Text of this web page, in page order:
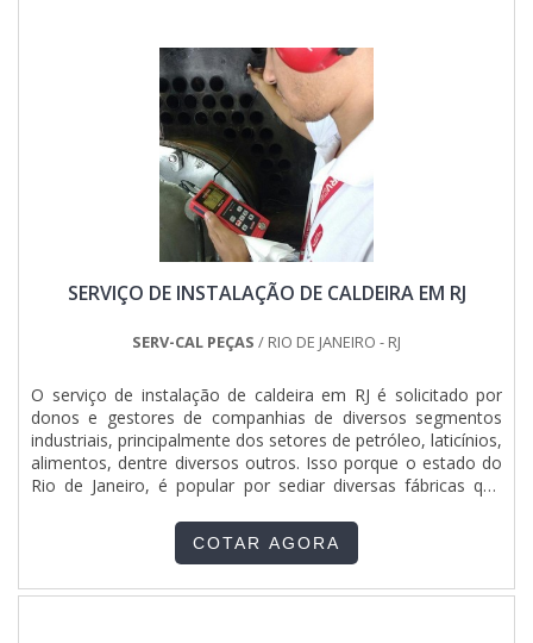
SERVIÇO DE INSTALAÇÃO DE CALDEIRA EM RJ
SERV-CAL PEÇAS / RIO DE JANEIRO - RJ
O serviço de instalação de caldeira em RJ é solicitado por
donos e gestores de companhias de diversos segmentos
industriais, principalmente dos setores de petróleo, laticínios,
alimentos, dentre diversos outros. Isso porque o estado do
Rio de Janeiro, é popular por sediar diversas fábricas que
CONTRATAÇÃO SEGURASempre que o assunto for caldeiras
industriais, é válido destacar que o produto serve para
industriais, visto que é capaz de produzir e armazenar o
COTAR AGORA